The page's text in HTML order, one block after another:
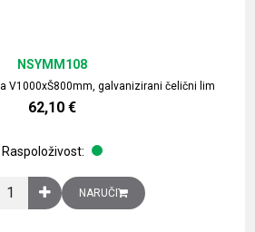
V1000xŠ800mm, galvanizirani čelični lim
NSYMM108
62,10 €
Raspoloživost:
montažna ploča V1000xŠ800mm,
NARUČI